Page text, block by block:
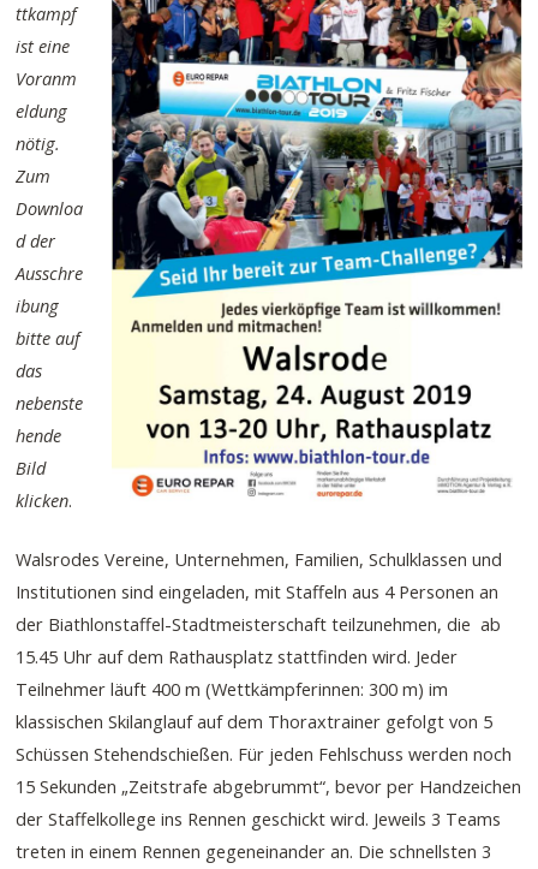
ttkampf
ist eine
Voranm
eldung
nötig.
Zum
Downloa
d der
Ausschre
ibung
bitte auf
das
nebenste
hende
Bild
klicken.
Walsrodes Vereine, Unternehmen, Familien, Schulklassen und
Institutionen sind eingeladen, mit Staffeln aus 4 Personen an
der Biathlonstaffel-Stadtmeisterschaft teilzunehmen, die ab
15.45 Uhr auf dem Rathausplatz stattfinden wird. Jeder
Teilnehmer läuft 400 m (Wettkämpferinnen: 300 m) im
klassischen Skilanglauf auf dem Thoraxtrainer gefolgt von 5
Schüssen Stehendschießen. Für jeden Fehlschuss werden noch
15 Sekunden „Zeitstrafe abgebrummt“, bevor per Handzeichen
der Staffelkollege ins Rennen geschickt wird. Jeweils 3 Teams
treten in einem Rennen gegeneinander an. Die schnellsten 3